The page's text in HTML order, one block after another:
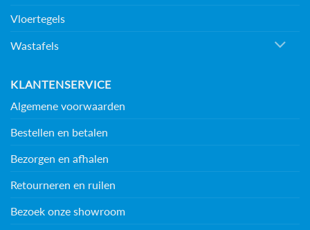
Vloertegels
Wastafels
KLANTENSERVICE
Algemene voorwaarden
Bestellen en betalen
Bezorgen en afhalen
Retourneren en ruilen
Bezoek onze showroom